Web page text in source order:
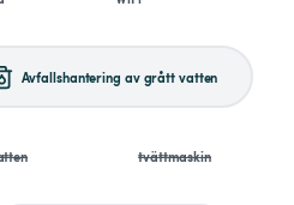
Avfallshantering av grått vatten
tvättmaskin